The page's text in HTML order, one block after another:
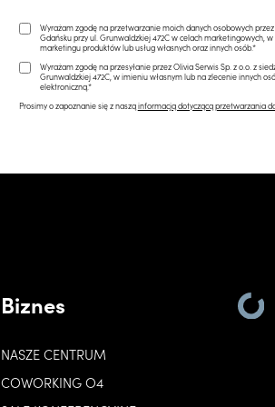
Wyrażam zgodę na przetwarzanie moich danych osobowych
Gdańsku przy ul. Grunwaldzkiej 472C w celach marketingowych,
marketingu produktów lub usług własnych oraz innych osób.*
Wyrażam zgodę na przesyłanie przez Olivia Serwis Sp. z o.o. z
Grunwaldzkiej 472C, w imieniu własnym lub na zlecenie innych
elektroniczną.*
Prosimy o zapoznanie się z nasząinformacją dotyczącą przetwarzania
Biznes
NASZE CENTRUM
COWORKING O4